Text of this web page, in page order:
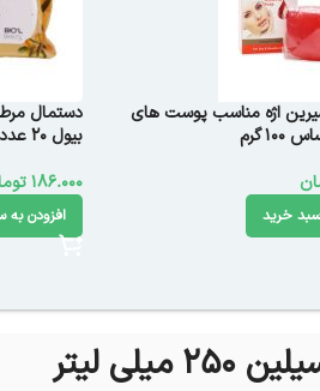
اژه مناسب پوست های
گرم
خرید
دستمال
بیول ۲۰ عدد
186.000
افزودن به
لیتر